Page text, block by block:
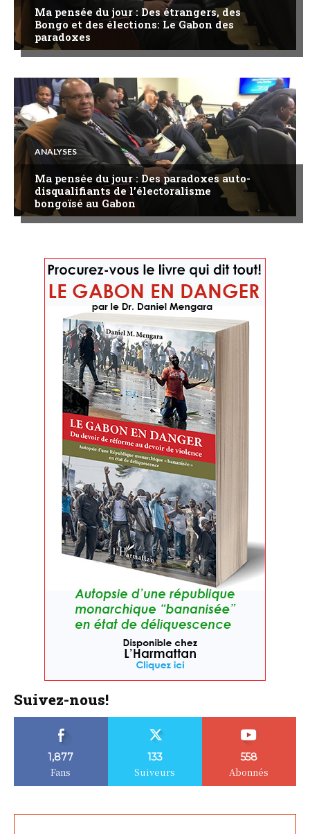
Ma pensée du jour : Des étrangers, des
Bongo et des élections: Le Gabon des
paradoxes
ANALYSES
Ma pensée du jour : Des paradoxes auto-
disqualifiants de l’électoralisme
bongoïsé au Gabon
Suivez-nous!
1,877
Fans
133
Suiveurs
558
Abonnés